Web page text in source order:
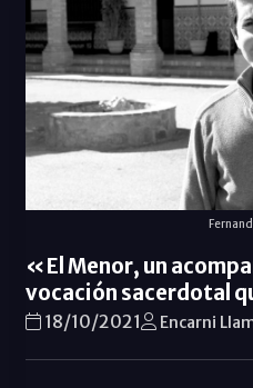
«El Menor, un
vocación sacerdotal
18/10/2021 Encarni